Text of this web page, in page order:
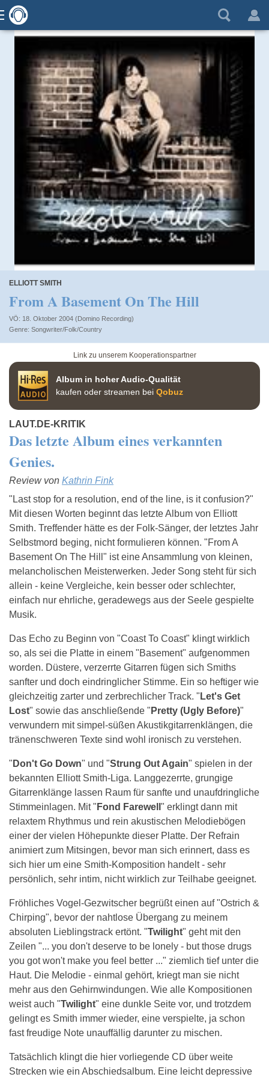
ELLIOTT SMITH
From A Basement On The Hill
VÖ: 18. Oktober 2004 (Domino Recording)
Songwriter/Folk/Country
Link zu unserem Kooperationspartner
Album in hoher Audio-Qualität
kaufen oder streamen bei Qobuz
LAUT.DE-KRITIK
Das letzte Album eines verkannten
Genies.
Review von Kathrin Fink
"Last stop for a resolution, end of the line, is it confusion?"
Mit diesen Worten beginnt das letzte Album von Elliott
Smith. Treffender hätte es der Folk-Sänger, der letztes Jahr
Selbstmord beging, nicht formulieren können. "From A
Basement On The Hill" ist eine Ansammlung von kleinen,
melancholischen Meisterwerken. Jeder Song steht für sich
allein - keine Vergleiche, kein besser oder schlechter,
einfach nur ehrliche, geradewegs aus der Seele gespielte
Musik.
Das Echo zu Beginn von "Coast To Coast" klingt wirklich
so, als sei die Platte in einem "Basement" aufgenommen
worden. Düstere, verzerrte Gitarren fügen sich Smiths
sanfter und doch eindringlicher Stimme. Ein so heftiger wie
gleichzeitig zarter und zerbrechlicher Track. " Let's Get
Lost" sowie das anschließende " Pretty (Ugly Before)"
verwundern mit simpel-süßen Akustikgitarrenklängen, die
tränenschweren Texte sind wohl ironisch zu verstehen.
" Don't Go Down" und "Strung Out Again" spielen in der
bekannten Elliott Smith-Liga. Langgezerrte, grungige
Gitarrenklänge lassen Raum für sanfte und unaufdringliche
Stimmeinlagen. Mit " Fond Farewell " erklingt dann mit
relaxtem Rhythmus und rein akustischen Melodiebögen
einer der vielen Höhepunkte dieser Platte. Der Refrain
animiert zum Mitsingen, bevor man sich erinnert, dass es
sich hier um eine Smith-Komposition handelt - sehr
persönlich, sehr intim, nicht wirklich zur Teilhabe geeignet.
Fröhliches Vogel-Gezwitscher begrüßt einen auf "Ostrich &
Chirping", bevor der nahtlose Übergang zu meinem
absoluten Lieblingstrack ertönt. "Twilight" geht mit den
Zeilen "... you don't deserve to be lonely - but those drugs
you got won't make you feel better ..." ziemlich tief unter die
Haut. Die Melodie - einmal gehört, kriegt man sie nicht
mehr aus den Gehirnwindungen. Wie alle Kompositionen
weist auch "Twilight" eine dunkle Seite vor, und trotzdem
gelingt es Smith immer wieder, eine verspielte, ja schon
fast freudige Note unauffällig darunter zu mischen.
Tatsächlich klingt die hier vorliegende CD über weite
Strecken wie ein Abschiedsalbum. Eine leicht depressive